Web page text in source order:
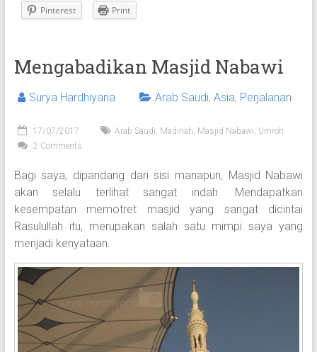
Pinterest Print
Mengabadikan Masjid Nabawi
Surya Hardhiyana Arab Saudi, Asia, Perjalanan
17/07/2017 Arab Saudi, Madinah, Masjid Nabawi, Umroh
2 Comments
Bagi saya, dipandang dari sisi manapun, Masjid Nabawi
akan selalu terlihat sangat indah. Mendapatkan
kesempatan memotret masjid yang sangat dicintai
Rasulullah itu, merupakan salah satu mimpi saya yang
menjadi kenyataan.